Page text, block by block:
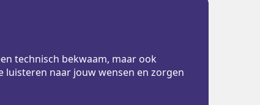
technisch bekwaam, maar ook
luisteren naar jouw wensen en zorgen